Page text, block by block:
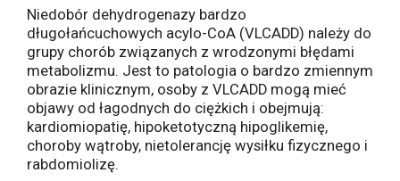
Niedobór dehydrogenazy bardzo
długołańcuchowych acylo-CoA (VLCADD) należy do
grupy chorób związanych z wrodzonymi błędami
metabolizmu. Jest to patologia o bardzo zmiennym
obrazie klinicznym, osoby z VLCADD mogą mieć
objawy od łagodnych do ciężkich i obejmują:
kardiomiopatię, hipoketotyczną hipoglikemię,
choroby wątroby, nietolerancję wysiłku fizycznego i
rabdomiolizę.